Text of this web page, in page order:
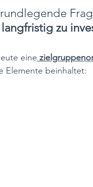
zu
eine
Elemente beinhaltet: